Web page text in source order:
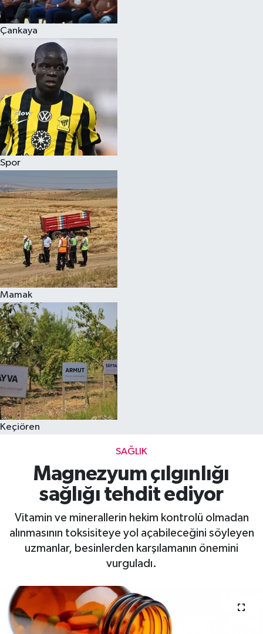
Çankaya
Spor
Mamak
Keçiören
SAĞLIK
Magnezyum çılgınlığı
sağlığı tehdit ediyor
Vitamin ve minerallerin hekim kontrolü olmadan
alınmasının toksisiteye yol açabileceğini söyleyen
uzmanlar, besinlerden karşılamanın önemini
vurguladı.